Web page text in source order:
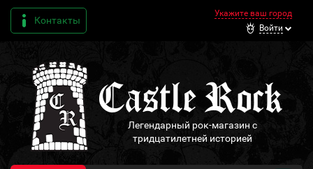
Контакты
Укажите ваш город
Войти
Легендарный рок-магазин с
тридцатилетней историей